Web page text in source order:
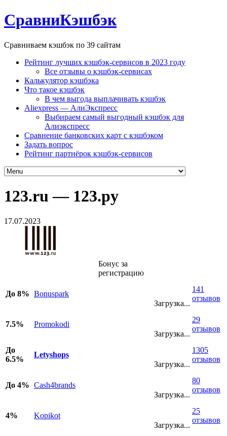
СравниКэшбэк
Сравниваем кэшбэк по 39 сайтам
Рейтинг лучших кэшбэк-сервисов в 2023 году
Все отзывы о кэшбэк-сервисах
Калькулятор кэшбэка
Что такое кэшбэк
В чем выгода выплачивать кэшбэк
Aliexpress — АлиЭкспресс
Выбираем самый выгодный кэшбэк для
Алиэкспресс
Сравнение банковских карт с кэшбэком
Задать вопрос
Рейтинг партнёрок кэшбэк-сервисов
123.ru — 123.ру
17.07.2023
Бонус за
регистрацию
До 8% Bonuspark
Загрузка...
141
отзывов
7.5%
Promokodi
Загрузка...
29
отзывов
До
6.5%
Letyshops
Загрузка...
1305
отзывов
До 4% Cash4brands
Загрузка...
80
отзывов
4%
Kopikot
Загрузка...
25
отзывов